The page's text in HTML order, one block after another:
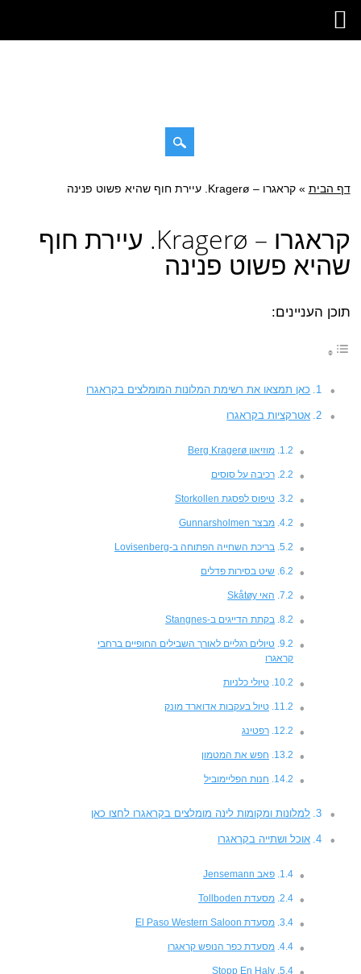
Main menu
Skip
דף הבית »קראגרו – Kragerø. עיירת חוף שהיא פשוט פנינה
קראגרו – Kragerø. עיירת חוף
שהיא פשוט פנינה
תוכן העניינים:
כאן תמצאו את רשימת המלונות המומלצים בקראגרו
אטרקציות בקראגרו
מוזיאון Berg Kragerø
רכיבה על סוסים
טיפוס לפסגת Storkollen
מבצר Gunnarsholmen
בריכת השחייה הפתוחה ב-Lovisenberg
שיט בסירות פדלים
האי Skåtøy
בקתת הדייגים ב-Stangnes
טיולים רגליים לאורך השבילים החופיים ברחבי
קראגרו
טיולי כלניות
טיול בעקבות אדוארד מונק
רפטינג
חפש את המטמון
חנות הפליימוביל
למלונות ומקומות לינה מומלצים בקראגרו לחצו כאן
אוכל ושתייה בקראגרו
פאב Jensemann
מסעדת Tollboden
מסעדת El Paso Western Saloon
מסעדת כפר הנופש קראגרו
Stopp En Halv